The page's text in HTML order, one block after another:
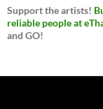
Support the artists!
reliable people at
and GO!